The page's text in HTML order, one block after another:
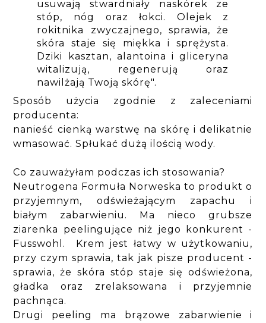
usuwają stwardniały naskórek ze
stóp, nóg oraz łokci. Olejek z
rokitnika zwyczajnego, sprawia, że
skóra staje się miękka i sprężysta.
Dziki kasztan, alantoina i gliceryna
witalizują, regenerują oraz
nawilżają Twoją skórę".
Sposób użycia zgodnie z zaleceniami
producenta:
nanieść cienką warstwę na skórę i delikatnie
wmasować. Spłukać dużą ilością wody.
Co zauważyłam podczas ich stosowania?
Neutrogena Formuła Norweska to produkt o
przyjemnym, odświeżającym zapachu i
białym zabarwieniu. Ma nieco grubsze
ziarenka peelingujące niż jego konkurent -
Fusswohl. Krem jest łatwy w użytkowaniu,
przy czym sprawia, tak jak pisze producent -
sprawia, że skóra stóp staje się odświeżona,
gładka oraz zrelaksowana i przyjemnie
pachnąca.
Drugi peeling ma brązowe zabarwienie i